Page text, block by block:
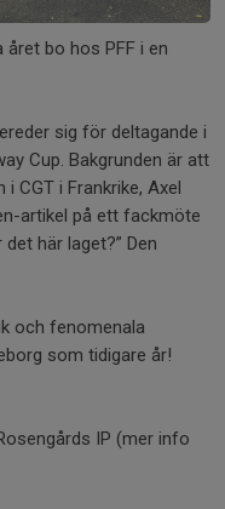
bo hos PFF i en
sig för deltagande i
Cup. Bakgrunden är att
CGT i Frankrike, Axel
artikel på ett fackmöte
här laget?” Den
och fenomenala
som tidigare år!
IP (mer info